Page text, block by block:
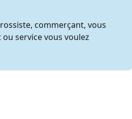
commerçant, vous
service vous voulez